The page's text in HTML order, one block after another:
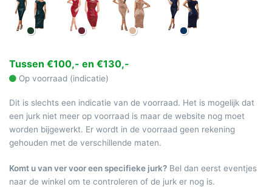
Tussen €100,- en €130,-
Op voorraad (indicatie)
Dit is slechts een indicatie van de voorraad. Het is mogelijk dat
een jurk niet meer op voorraad is maar de website nog moet
worden bijgewerkt. Er wordt in de voorraad geen rekening
gehouden met de verschillende maten.
Komt u van ver voor een specifieke jurk? Bel dan eerst eventjes
naar de winkel om te controleren of de jurk er nog is.